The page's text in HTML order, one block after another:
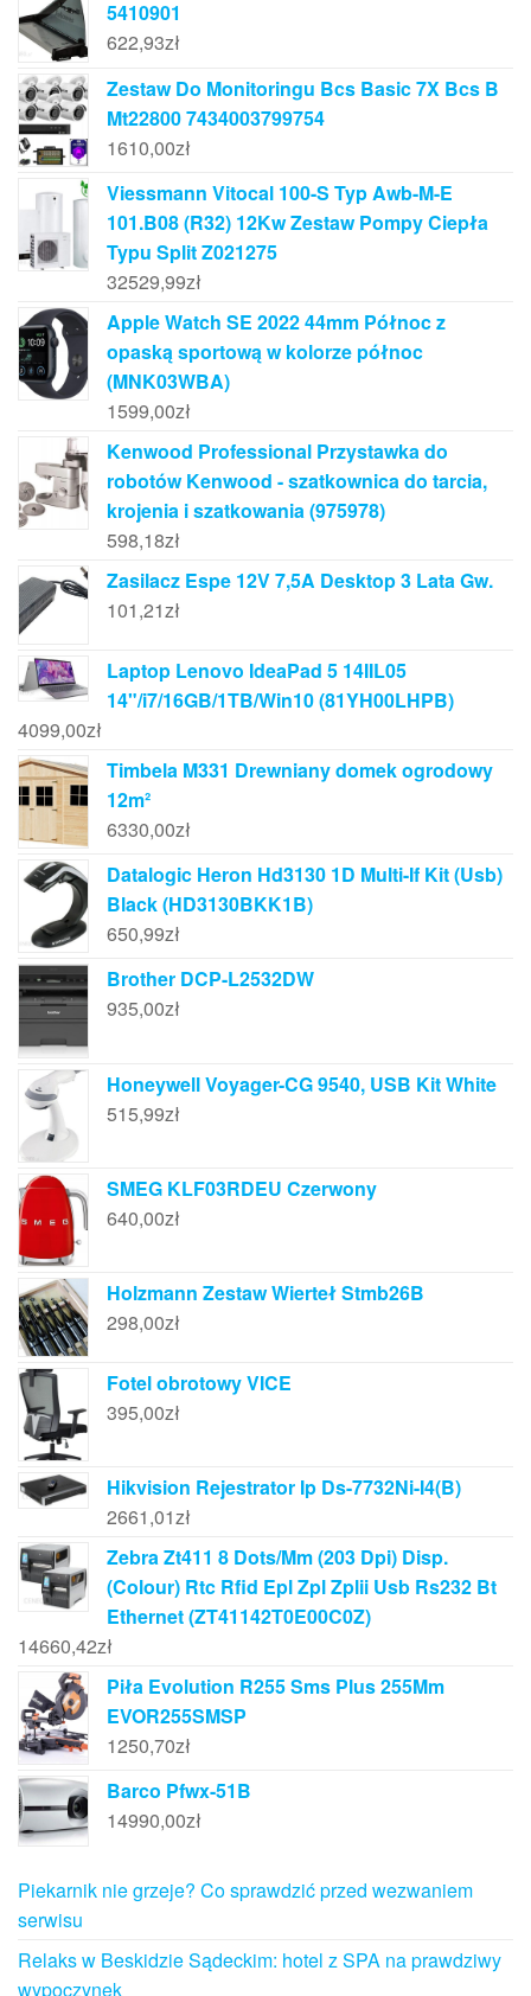
5410901
622,93zł
Zestaw Do Monitoringu Bcs Basic 7X Bcs B
Mt22800 7434003799754
1610,00zł
Viessmann Vitocal 100-S Typ Awb-M-E
101.B08 (R32) 12Kw Zestaw Pompy Ciepła
Typu Split Z021275
32529,99zł
Apple Watch SE 2022 44mm Północ z
opaską sportową w kolorze północ
(MNK03WBA)
1599,00zł
Kenwood Professional Przystawka do
robotów Kenwood - szatkownica do tarcia,
krojenia i szatkowania (975978)
598,18zł
Zasilacz Espe 12V 7,5A Desktop 3 Lata Gw.
101,21zł
Laptop Lenovo IdeaPad 5 14IIL05
14"/i7/16GB/1TB/Win10 (81YH00LHPB)
4099,00zł
Timbela M331 Drewniany domek ogrodowy
12m²
6330,00zł
Datalogic Heron Hd3130 1D Multi-If Kit (Usb)
Black (HD3130BKK1B)
650,99zł
Brother DCP-L2532DW
935,00zł
Honeywell Voyager-CG 9540, USB Kit White
515,99zł
SMEG KLF03RDEU Czerwony
640,00zł
Holzmann Zestaw Wierteł Stmb26B
298,00zł
Fotel obrotowy VICE
395,00zł
Hikvision Rejestrator Ip Ds-7732Ni-I4(B)
2661,01zł
Zebra Zt411 8 Dots/Mm (203 Dpi) Disp.
(Colour) Rtc Rfid Epl Zpl Zplii Usb Rs232 Bt
Ethernet (ZT41142T0E00C0Z)
14660,42zł
Piła Evolution R255 Sms Plus 255Mm
EVOR255SMSP
1250,70zł
Barco Pfwx-51B
14990,00zł
Piekarnik nie grzeje? Co sprawdzić przed wezwaniem
serwisu
Relaks w Beskidzie Sądeckim: hotel z SPA na prawdziwy
wypoczynek